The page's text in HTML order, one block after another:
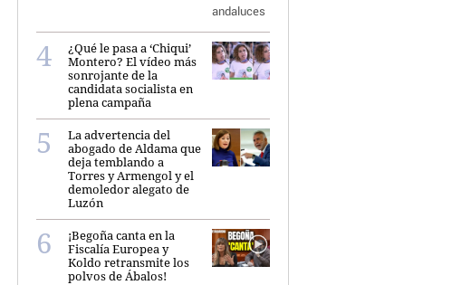
¿Qué le pasa a ‘Chiqui’
Montero? El vídeo más
sonrojante de la
candidata socialista en
plena campaña
La advertencia del
abogado de Aldama que
deja temblando a
Torres y Armengol y el
demoledor alegato de
Luzón
¡Begoña canta en la
Fiscalía Europea y
Koldo retransmite los
polvos de Ábalos!